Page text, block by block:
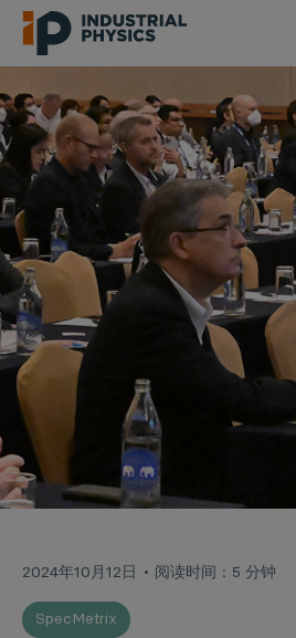
2024年10月12日 阅读时间：5 分钟
SpecMetrix